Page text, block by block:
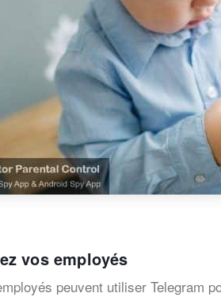
vos employés
peuvent utiliser Telegram